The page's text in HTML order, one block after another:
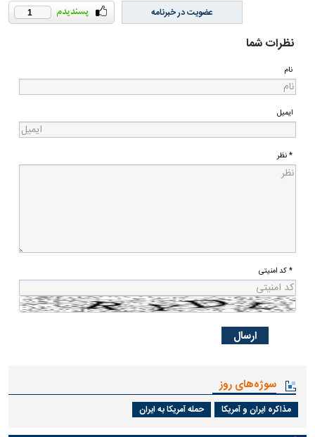
1 عضویت در خبرنامه
نظرات شما
نام
ایمیل
* نظر
* کد امنیتی
سوژه‌های روز
مذاکره ایران و آمریکا حمله آمریکا به ایران